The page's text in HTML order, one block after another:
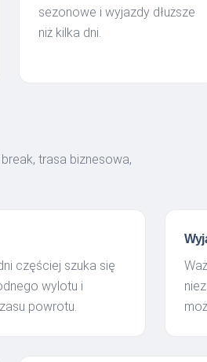
sezonowe i wyjazdy dłuższe
niż kilka dni.
trasa biznesowa,
częściej szuka się
wylotu i
powrotu.